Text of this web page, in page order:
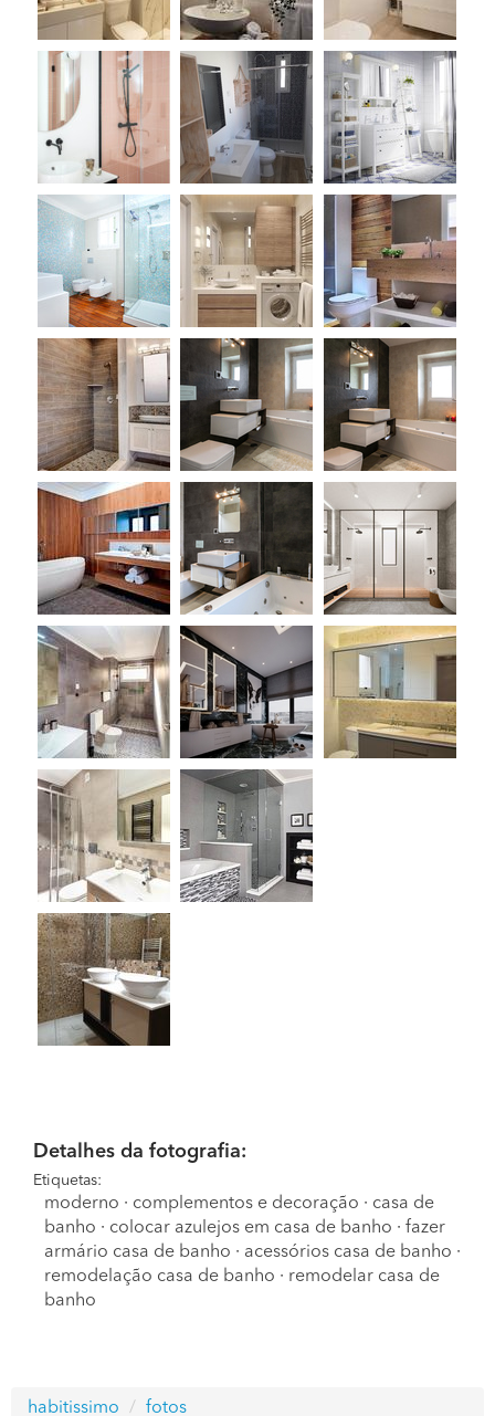
Detalhes da fotografia:
Etiquetas:
moderno · complementos e decoração · casa de
banho · colocar azulejos em casa de banho · fazer
armário casa de banho · acessórios casa de banho ·
remodelação casa de banho · remodelar casa de
banho
habitissimo
fotos